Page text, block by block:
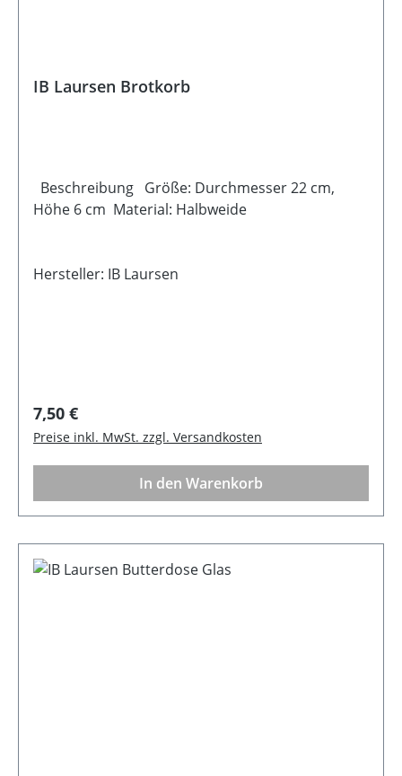
IB Laursen Brotkorb
Beschreibung Größe: Durchmesser 22 cm,
Höhe 6 cm Material: Halbweide
Hersteller: IB Laursen
Regulärer Preis:
7,50 €
Preise inkl. MwSt. zzgl. Versandkosten
In den Warenkorb